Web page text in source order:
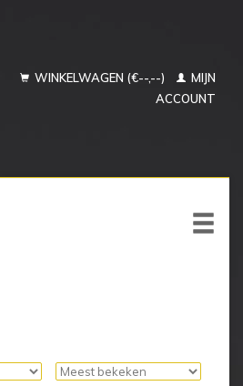
WINKELWAGEN (€--,--)
MIJN
ACCOUNT